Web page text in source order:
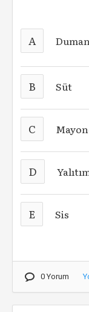
A
B Süt
C
D
E Sis
0 Yorum